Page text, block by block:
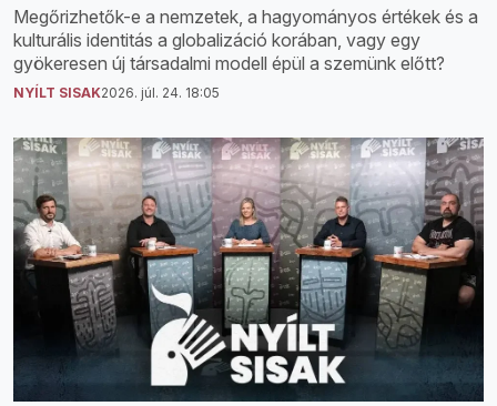
Megőrizhetők-e a nemzetek, a hagyományos értékek és a
kulturális identitás a globalizáció korában, vagy egy
gyökeresen új társadalmi modell épül a szemünk előtt?
NYÍLT SISAK2026. júl. 24. 18:05